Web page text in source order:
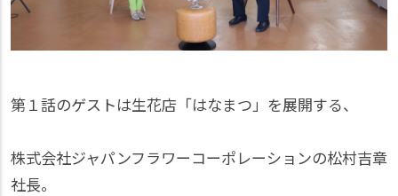
第１話のゲストは生花店「はなまつ」を展開する、
株式会社ジャパンフラワーコーポレーションの松村吉章
社長。